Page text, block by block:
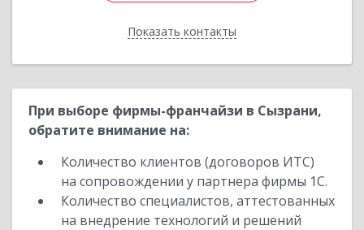
Показать контакты
Назад
При выборе фирмы-франчайзи в Сызрани,
обратите внимание на:
Количество клиентов (договоров ИТС)
на сопровождении у партнера фирмы 1С.
Количество специалистов, аттестованных
на внедрение технологий и решений